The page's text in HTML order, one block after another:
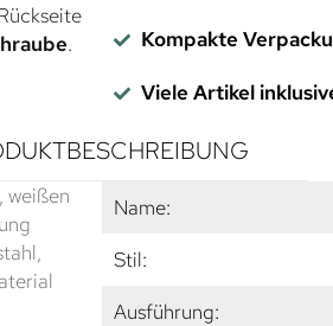
.
Kompakte
Viele Artikel
weißen
Name:
Stil:
Ausführung: